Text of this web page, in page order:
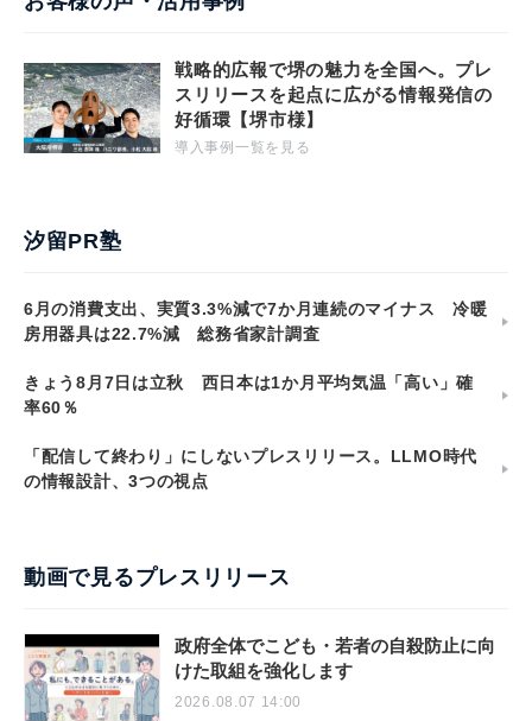
戦略的広報で堺の魅力を全国へ。プレ
スリリースを起点に広がる情報発信の
好循環【堺市様】
導入事例一覧を見る
汐留PR塾
6月の消費支出、実質3.3%減で7か月連続のマイナス 冷暖
房用器具は22.7%減 総務省家計調査
きょう8月7日は立秋 西日本は1か月平均気温「高い」確
率60％
「配信して終わり」にしないプレスリリース。LLMO時代
の情報設計、3つの視点
動画で見るプレスリリース
政府全体でこども・若者の自殺防止に向
けた取組を強化します
2026.08.07 14:00